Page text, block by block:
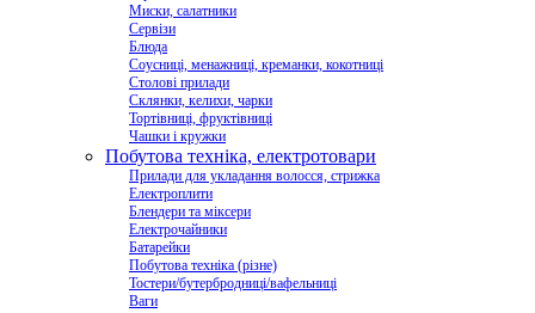
Миски, салатники
Сервізи
Блюда
Соусниці, менажниці, креманки, кокотниці
Столові прилади
Склянки, келихи, чарки
Тортівниці, фруктівниці
Чашки і кружки
Побутова техніка, електротовари
Прилади для укладання волосся, стрижка
Електроплити
Блендери та міксери
Електрочайники
Батарейки
Побутова техніка (різне)
Тостери/бутербродниці/вафельниці
Ваги